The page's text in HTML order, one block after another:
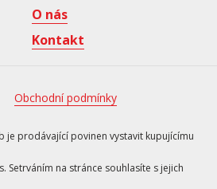
O nás
Kontakt
Obchodní podmínky
je prodávající povinen vystavit kupujícímu
Setrváním na stránce souhlasíte s jejich